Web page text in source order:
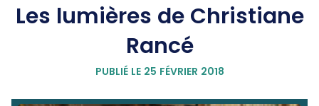
Les lumières de Christiane
Rancé
PUBLIÉ LE 25 FÉVRIER 2018